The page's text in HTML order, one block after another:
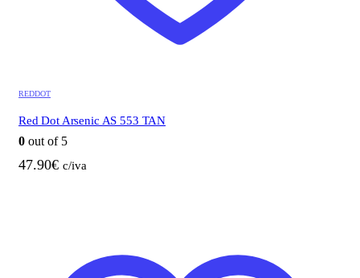
REDDOT
Red Dot Arsenic AS 553 TAN
0 out of 5
47.90€ c/iva